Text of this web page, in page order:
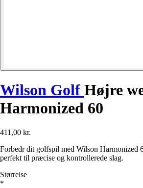
Wilson Golf Højre
Harmonized 60
411,00 kr.
Forbedr dit golfspil med Wilson Harmonized
perfekt til præcise og kontrollerede slag.
Størrelse
*